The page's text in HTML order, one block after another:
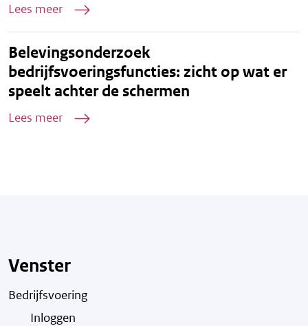
Lees meer
Belevingsonderzoek
bedrijfsvoeringsfuncties: zicht op wat er
speelt achter de schermen
Lees meer
Venster
Bedrijfsvoering
Inloggen